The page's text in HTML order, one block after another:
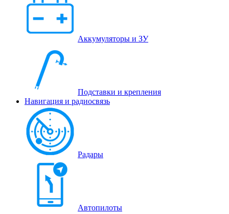
Аккумуляторы и ЗУ
Подставки и крепления
Навигация и радиосвязь
Радары
Автопилоты